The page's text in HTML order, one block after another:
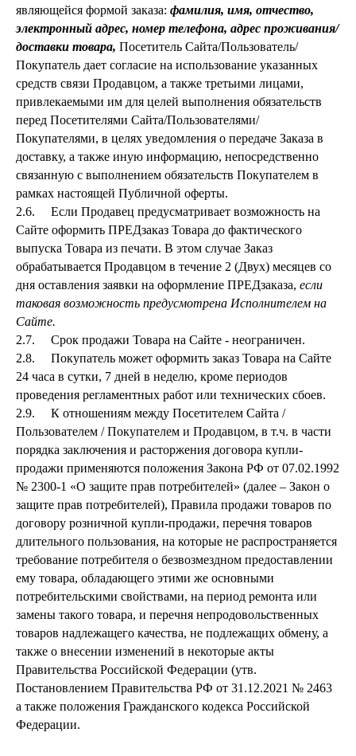
являющейся формой заказа: фамилия, имя, отчество,
электронный адрес, номер телефона, адрес проживания/
доставки товара, Посетитель Сайта/Пользователь/
Покупатель дает согласие на использование указанных
средств связи Продавцом, а также третьими лицами,
привлекаемыми им для целей выполнения обязательств
перед Посетителями Сайта/Пользователями/
Покупателями, в целях уведомления о передаче Заказа в
доставку, а также иную информацию, непосредственно
связанную с выполнением обязательств Покупателем в
рамках настоящей Публичной оферты.
2.6. Если Продавец предусматривает возможность на
Сайте оформить ПРЕДзаказ Товара до фактического
выпуска Товара из печати. В этом случае Заказ
обрабатывается Продавцом в течение 2 (Двух) месяцев со
дня оставления заявки на оформление ПРЕДзаказа, если
таковая возможность предусмотрена Исполнителем на
Сайте.
2.7. Срок продажи Товара на Сайте - неограничен.
2.8. Покупатель может оформить заказ Товара на Сайте
24 часа в сутки, 7 дней в неделю, кроме периодов
проведения регламентных работ или технических сбоев.
2.9. К отношениям между Посетителем Сайта /
Пользователем / Покупателем и Продавцом, в т.ч. в части
порядка заключения и расторжения договора купли-
продажи применяются положения Закона РФ от 07.02.1992
№ 2300-1 «О защите прав потребителей» (далее – Закон о
защите прав потребителей), Правила продажи товаров по
договору розничной купли-продажи, перечня товаров
длительного пользования, на которые не распространяется
требование потребителя о безвозмездном предоставлении
ему товара, обладающего этими же основными
потребительскими свойствами, на период ремонта или
замены такого товара, и перечня непродовольственных
товаров надлежащего качества, не подлежащих обмену, а
также о внесении изменений в некоторые акты
Правительства Российской Федерации (утв.
Постановлением Правительства РФ от 31.12.2021 № 2463
а также положения Гражданского кодекса Российской
Федерации.